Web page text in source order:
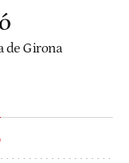
de Girona